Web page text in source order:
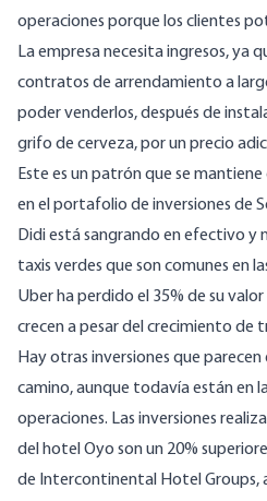
operaciones porque los clientes
La empresa necesita ingresos, ya
contratos de arrendamiento a
poder venderlos, después de
grifo de cerveza, por un precio
Este es un patrón que se
en el portafolio de inversiones de
Didi estásangrando en efectivo y
taxis verdes que son comunes en
Uber ha perdido el 35% de su
crecen a pesar del crecimiento de
Hay otras inversiones que
camino, aunque todavía están en
operaciones. Las inversiones
del hotel Oyo son un 20%
de Intercontinental Hotel Groups,